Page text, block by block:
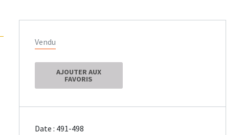
Vendu
AJOUTER AUX
FAVORIS
Date : 491-498